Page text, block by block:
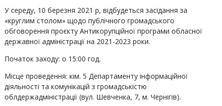
У середу, 10 березня 2021 р, відбудеться засідання за
«круглим столом» щодо публічного громадського
обговорення проєкту Антикорупційної програми обласної
державної адміністрації на 2021-2023 роки.
Початок заходу: о 15:00 год.
Місце проведення: кім. 5 Департаменту інформаційної
діяльності та комунікацій з громадськістю
облдержадміністрації (вул. Шевченка, 7, м. Чернігів).